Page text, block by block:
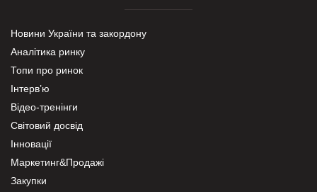
Новини України та закордону
Аналітика ринку
Топи про ринок
Інтерв’ю
Відео-тренінги
Світовий досвід
Інновації
Маркетинг&Продажі
Закупки